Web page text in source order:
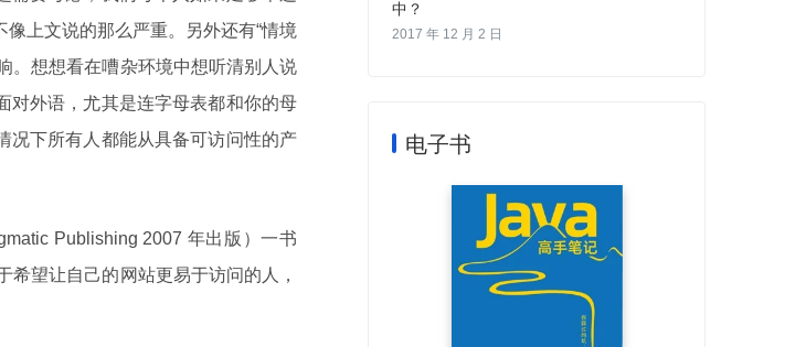
上文说的那么严重。另外还有“情境
。想想看在嘈杂环境中想听清别人说
对外语，尤其是连字母表都和你的母
况下所有人都能从具备可访问性的产
Publishing 2007 年出版）一书
望让自己的网站更易于访问的人，
中？
2017 年 12 月 2 日
电子书